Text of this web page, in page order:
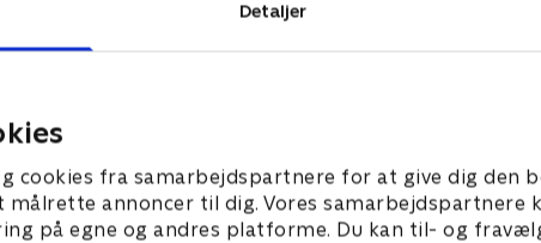
Detaljer
cookies fra samarbejdspartnere for at give dig den
målrette annoncer til dig. Vores samarbejdspartnere
på egne og andres platforme. Du kan til- og
gerne fejre med en fest
hendes familie og
rørende øjeblikke. Lise